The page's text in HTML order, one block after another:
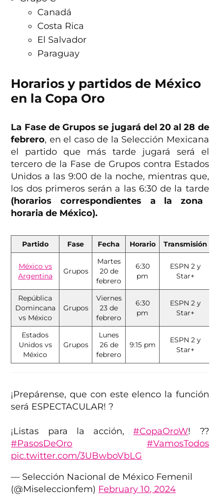
Canadá
Costa Rica
El Salvador
Paraguay
Horarios y partidos de México
en la Copa Oro
La Fase de Grupos se jugará del 20 al 28 de
febrero, en el caso de la Selección Mexicana
el partido que más tarde jugará será el
tercero de la Fase de Grupos contra Estados
Unidos a las 9:00 de la noche, mientras que,
los dos primeros serán a las 6:30 de la tarde
(horarios correspondientes a la zona
horaria de México).
Partido Fase Fecha Horario Transmisión
México vs
Argentina
Grupos
Martes
20 de
febrero
6:30
pm
ESPN 2 y
Star+
República
Domincana
vs México
Grupos
Viernes
23 de
febrero
6:30
pm
ESPN 2 y
Star+
Estados
Unidos vs
México
Grupos
Lunes
26 de
febrero
9:15 pm
ESPN 2 y
Star+
¡Prepárense, que con este elenco la función
será ESPECTACULAR! ?
¡Listas para la acción,#CopaOroW! ??
#PasosDeOro
#VamosTodos
pic.twitter.com/3UBwboVbLG
— Selección Nacional de México Femenil
(@Miseleccionfem) February 10, 2024